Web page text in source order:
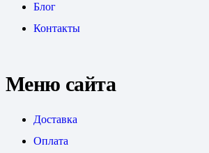
Блог
Контакты
Меню сайта
Доставка
Оплата